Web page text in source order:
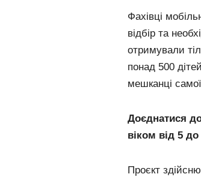
Фахівці
відбір та
отримували
понад 500
мешканці
Доєднатися
віком від 5 до
Проєкт